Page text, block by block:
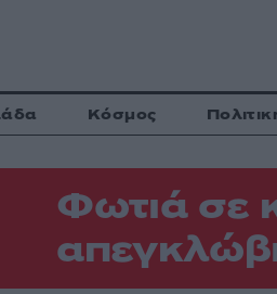
Κόσμος
Φωτιά σε